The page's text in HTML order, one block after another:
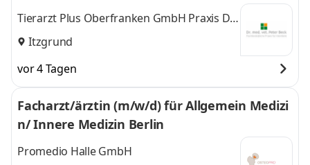
Tierarzt Plus Oberfranken GmbH Praxis Dr.
Beck - Fachtierärztliche Praxis für Kleintiere
Itzgrund
vor 4 Tagen
Facharzt/ärztin (m/w/d) für Allgemein Medizi
n/ Innere Medizin Berlin
Promedio Halle GmbH